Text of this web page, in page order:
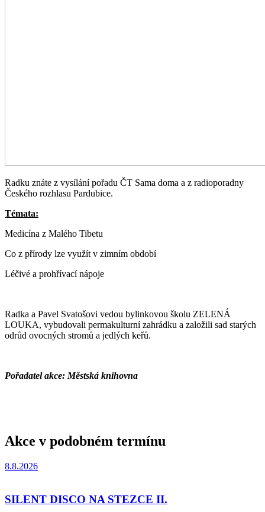
Radku znáte z vysílání pořadu ČT Sama doma a z radioporadny
Českého rozhlasu Pardubice.
Témata:
Medicína z Malého Tibetu
Co z přírody lze využít v zimním období
Léčivé a prohřívací nápoje
Radka a Pavel Svatošovi vedou bylinkovou školu ZELENÁ
LOUKA, vybudovali permakulturní zahrádku a založili sad starých
odrůd ovocných stromů a jedlých keřů.
Pořadatel akce: Městská knihovna
Akce v podobném termínu
8.8.2026
SILENT DISCO NA STEZCE II.